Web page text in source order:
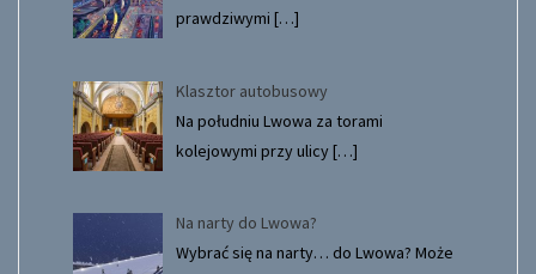
prawdziwymi […]
Klasztor autobusowy
Na południu Lwowa za torami
kolejowymi przy ulicy[…]
Na narty do Lwowa?
Wybrać się na narty… do Lwowa? Może